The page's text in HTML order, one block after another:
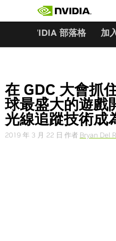
NVIDIA 部落格 加
在 GDC 大會抓
球最盛大的遊戲
光線追蹤技術成
2019 年 3 月 22 日 作者 Bryan Del